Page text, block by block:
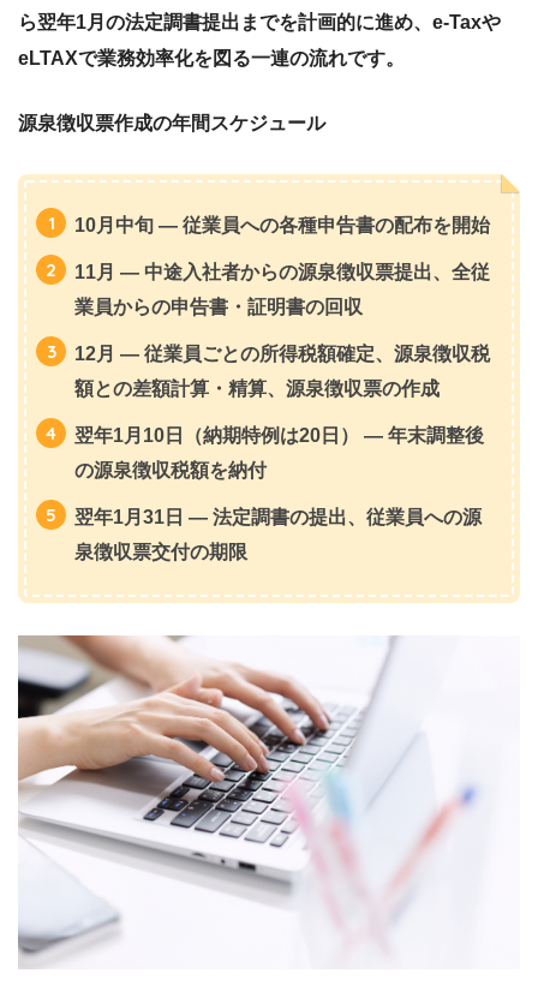
ら翌年1月の法定調書提出までを計画的に進め、e-Taxや
eLTAXで業務効率化を図る一連の流れです。
源泉徴収票作成の年間スケジュール
10月中旬 — 従業員への各種申告書の配布を開始
11月 — 中途入社者からの源泉徴収票提出、全従
業員からの申告書・証明書の回収
12月 — 従業員ごとの所得税額確定、源泉徴収税
額との差額計算・精算、源泉徴収票の作成
翌年1月10日（納期特例は20日）
— 年末調整後
の源泉徴収税額を納付
翌年1月31日 — 法定調書の提出、従業員への源
泉徴収票交付の期限